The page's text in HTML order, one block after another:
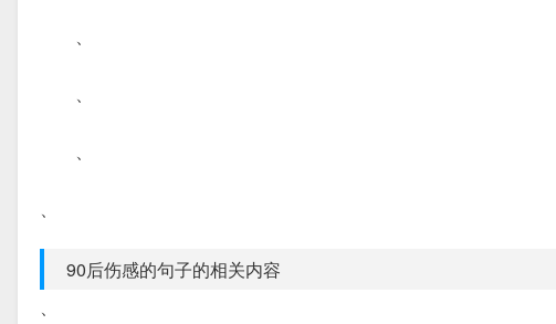
、
、
、
、
90后伤感的句子的相关内容
、